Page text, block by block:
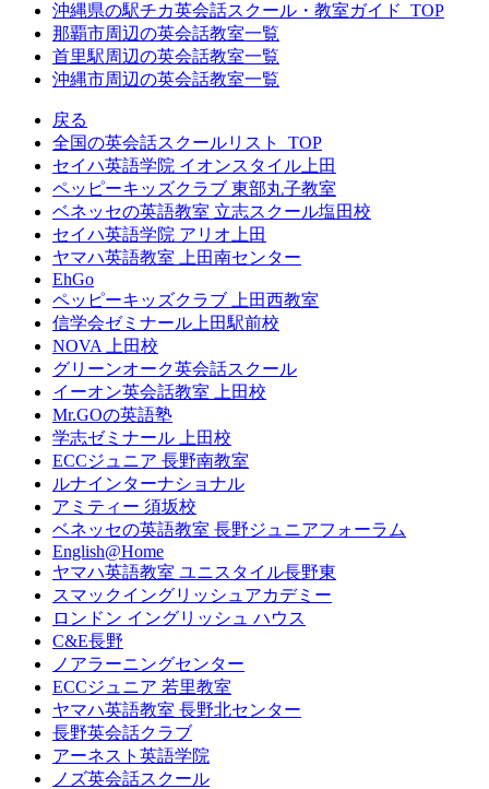
沖縄県の駅チカ英会話スクール・教室ガイド_TOP
那覇市周辺の英会話教室一覧
首里駅周辺の英会話教室一覧
沖縄市周辺の英会話教室一覧
戻る
全国の英会話スクールリスト_TOP
セイハ英語学院 イオンスタイル上田
ペッピーキッズクラブ 東部丸子教室
ベネッセの英語教室 立志スクール塩田校
セイハ英語学院 アリオ上田
ヤマハ英語教室 上田南センター
EhGo
ペッピーキッズクラブ 上田西教室
信学会ゼミナール上田駅前校
NOVA 上田校
グリーンオーク英会話スクール
イーオン英会話教室 上田校
Mr.GOの英語塾
学志ゼミナール 上田校
ECCジュニア 長野南教室
ルナインターナショナル
アミティー 須坂校
ベネッセの英語教室 長野ジュニアフォーラム
English@Home
ヤマハ英語教室 ユニスタイル長野東
スマックイングリッシュアカデミー
ロンドン イングリッシュ ハウス
C&E長野
ノアラーニングセンター
ECCジュニア 若里教室
ヤマハ英語教室 長野北センター
長野英会話クラブ
アーネスト英語学院
ノズ英会話スクール